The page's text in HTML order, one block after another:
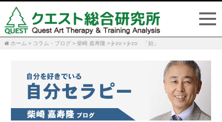
ホーム > コラム・ブログ> 柴崎 嘉寿隆 > ji-zo> ji-zo 「始」